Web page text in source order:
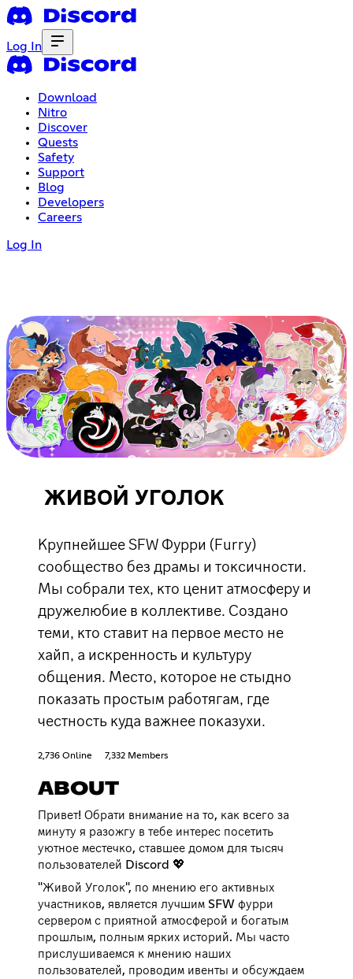
Log In
Download
Nitro
Discover
Quests
Safety
Support
Blog
Developers
Careers
Log In
ЖИВОЙ УГОЛОК
Крупнейшее SFW Фурри (Furry)
сообщество без драмы и токсичности.
Мы собрали тех, кто ценит атмосферу и
дружелюбие в коллективе. Создано
теми, кто ставит на первое место не
хайп, а искренность и культуру
общения. Место, которое не стыдно
показать простым работягам, где
честность куда важнее показухи.
2,736 Online 7,332 Members
ABOUT
Привет! Обрати внимание на то, как всего за
минуту я разожгу в тебе интерес посетить
уютное местечко, ставшее домом для тысяч
пользователей Discord 💖
"Живой Уголок", по мнению его активных
участников, является лучшим SFW фурри
сервером с приятной атмосферой и богатым
прошлым, полным ярких историй. Мы часто
прислушиваемся к мнению наших
пользователей, проводим ивенты и обсуждаем